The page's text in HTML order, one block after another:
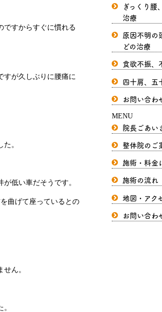
ですからすぐに慣れる
すが久しぶりに腰痛に
。
低い車だそうです。
曲げて座っているとの
ん。
ぎっくり腰
治療
原因不明の
どの治療
食欲不振、
四十肩、五
お問い合わ
MENU
院長ごあい
整体院のご
施術・料金
施術の流れ
地図・アク
お問い合わ